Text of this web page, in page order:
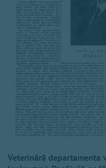
Veterinārā departamenta